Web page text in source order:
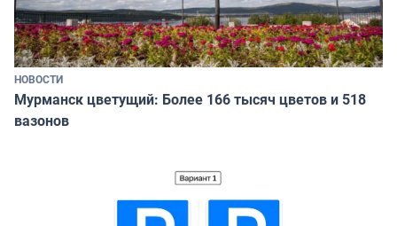
НОВОСТИ
Мурманск цветущий: Более 166 тысяч цветов и 518
вазонов